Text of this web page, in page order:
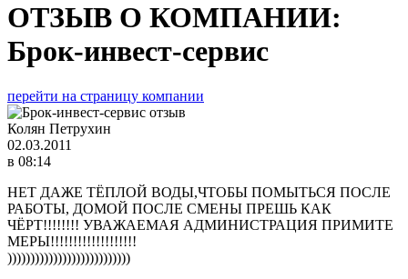
ОТЗЫВ О КОМПАНИИ:
Брок-инвест-сервис
перейти на страницу компании
Колян Петрухин
02.03.2011
в 08:14
НЕТ ДАЖЕ ТЁПЛОЙ ВОДЫ,ЧТОБЫ ПОМЫТЬСЯ ПОСЛЕ
РАБОТЫ, ДОМОЙ ПОСЛЕ СМЕНЫ ПРЕШЬ КАК
ЧЁРТ!!!!!!!! УВАЖАЕМАЯ АДМИНИСТРАЦИЯ ПРИМИТЕ
МЕРЫ!!!!!!!!!!!!!!!!!!!
)))))))))))))))))))))))))))